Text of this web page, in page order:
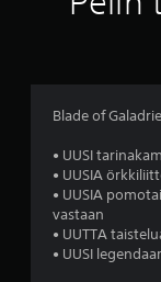
Blade of
• UUSI
• UUSIA
• UUSIA
vastaan
• UUTTA
• UUSI